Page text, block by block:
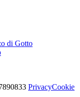
di Gotto
PrivacyCookie